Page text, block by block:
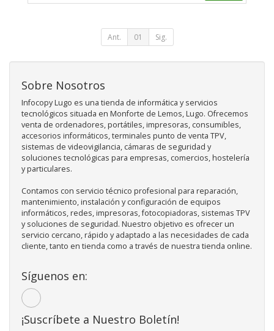
Ant. 01 Sig.
Sobre Nosotros
Infocopy Lugo es una tienda de informática y servicios
tecnológicos situada en Monforte de Lemos, Lugo. Ofrecemos
venta de ordenadores, portátiles, impresoras, consumibles,
accesorios informáticos, terminales punto de venta TPV,
sistemas de videovigilancia, cámaras de seguridad y
soluciones tecnológicas para empresas, comercios, hostelería
y particulares.
Contamos con servicio técnico profesional para reparación,
mantenimiento, instalación y configuración de equipos
informáticos, redes, impresoras, fotocopiadoras, sistemas TPV
y soluciones de seguridad. Nuestro objetivo es ofrecer un
servicio cercano, rápido y adaptado a las necesidades de cada
cliente, tanto en tienda como a través de nuestra tienda online.
Síguenos en:
¡Suscríbete a Nuestro Boletín!